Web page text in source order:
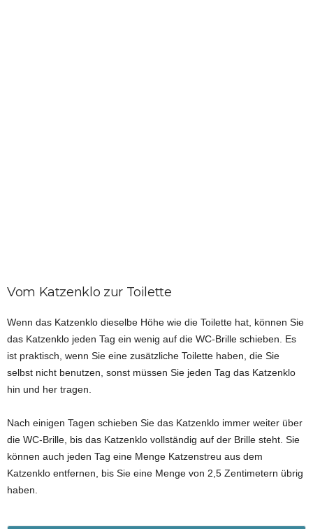
Vom Katzenklo zur Toilette
Wenn das Katzenklo dieselbe Höhe wie die Toilette hat, können Sie
das Katzenklo jeden Tag ein wenig auf die WC-Brille schieben. Es
ist praktisch, wenn Sie eine zusätzliche Toilette haben, die Sie
selbst nicht benutzen, sonst müssen Sie jeden Tag das Katzenklo
hin und her tragen.
Nach einigen Tagen schieben Sie das Katzenklo immer weiter über
die WC-Brille, bis das Katzenklo vollständig auf der Brille steht. Sie
können auch jeden Tag eine Menge Katzenstreu aus dem
Katzenklo entfernen, bis Sie eine Menge von 2,5 Zentimetern übrig
haben.